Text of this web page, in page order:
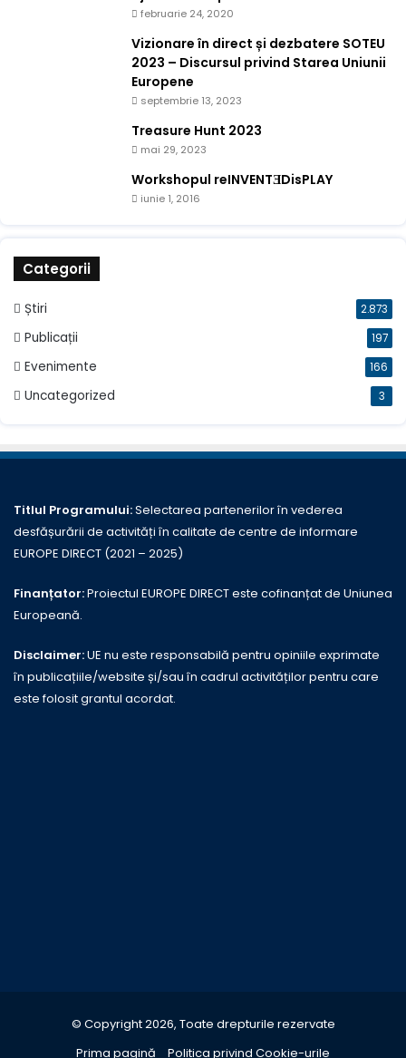
februarie 24, 2020
Vizionare în direct și dezbatere SOTEU
2023 – Discursul privind Starea Uniunii
Europene
septembrie 13, 2023
Treasure Hunt 2023
mai 29, 2023
Workshopul reINVENTƎDisPLAY
iunie 1, 2016
Categorii
Știri 2.873
Publicații 197
Evenimente 166
Uncategorized 3
Titlul Programului:Selectarea partenerilor în vederea
desfășurării de activități în calitate de centre de informare
EUROPE DIRECT (2021 – 2025)
Finanțator:Proiectul EUROPE DIRECT este cofinanțat de Uniunea
Europeană.
Disclaimer:UE nu este responsabilă pentru opiniile exprimate
în publicațiile/website și/sau în cadrul activităților pentru care
este folosit grantul acordat.
© Copyright 2026, Toate drepturile rezervate
Prima pagină
Politica privind Cookie-urile